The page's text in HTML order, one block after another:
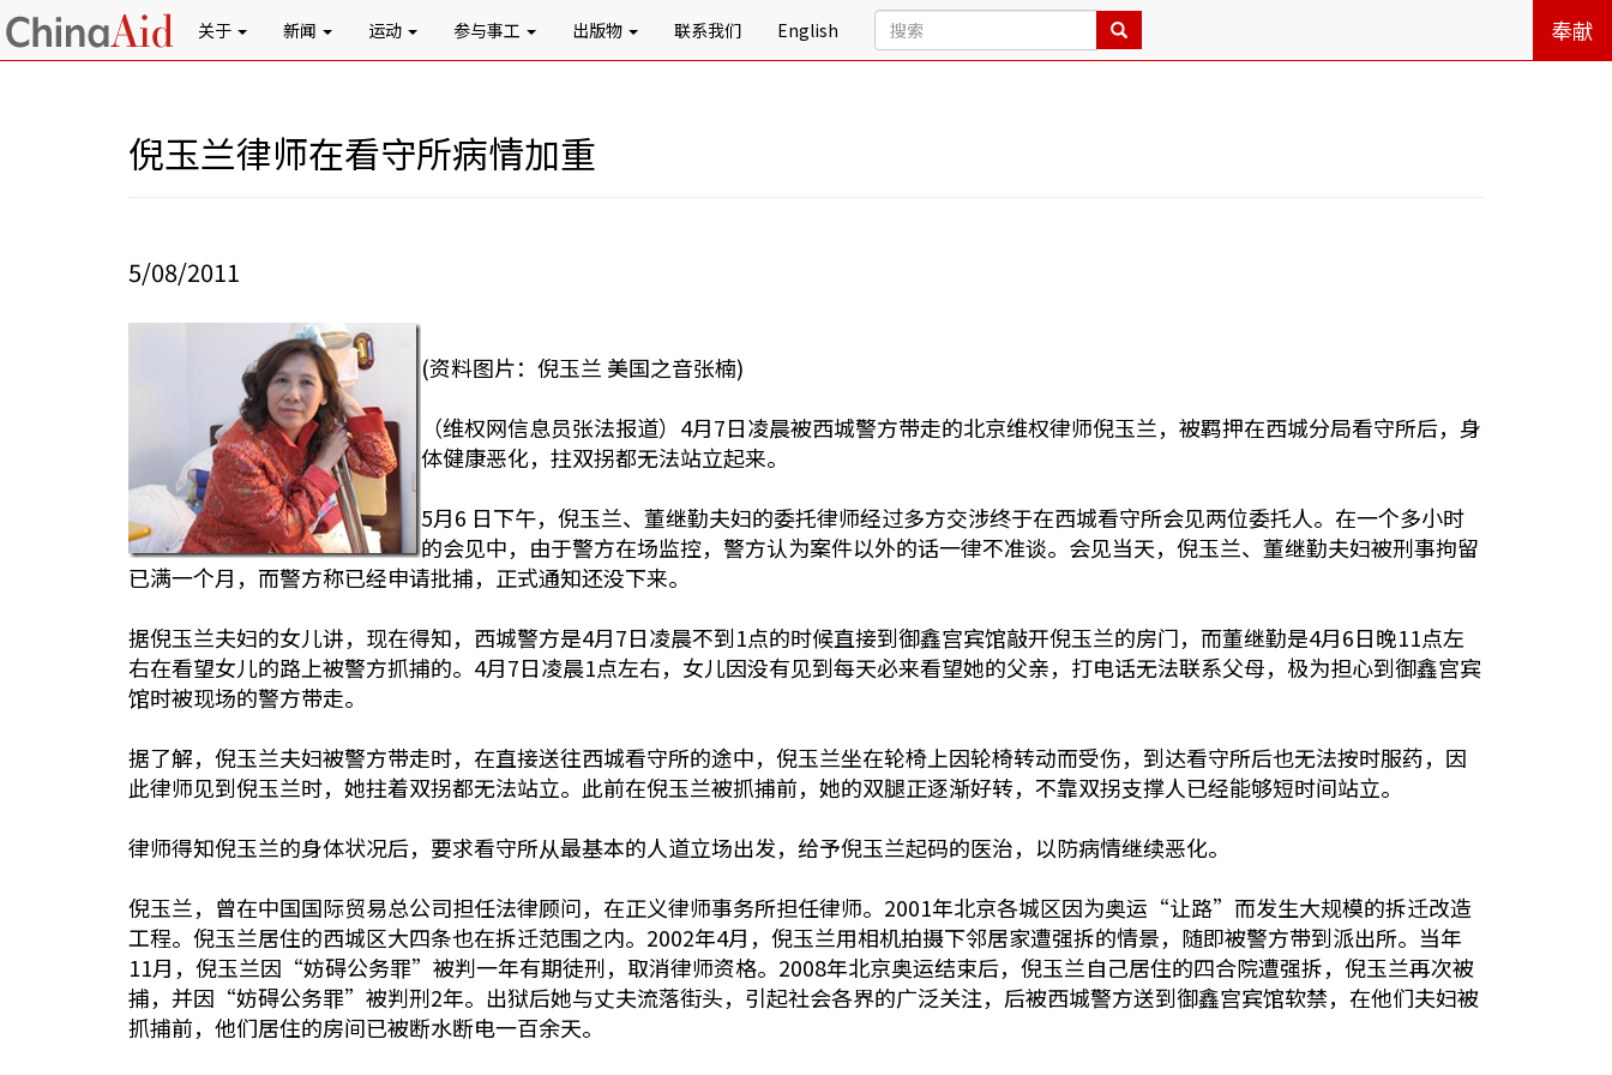
关于 新闻 运动 参与事工 出版物 联系我们 English 奉献
倪玉兰律师在看守所病情加重
5/08/2011
(资料图片：倪玉兰 美国之音张楠)
（维权网信息员张法报道）4月7日凌晨被西城警方带走的北京维权律师倪玉兰，被羁押在西城分局看守所后，身
体健康恶化，拄双拐都无法站立起来。
5月6 日下午，倪玉兰、董继勤夫妇的委托律师经过多方交涉终于在西城看守所会见两位委托人。在一个多小时
的会见中，由于警方在场监控，警方认为案件以外的话一律不准谈。会见当天，倪玉兰、董继勤夫妇被刑事拘留
已满一个月，而警方称已经申请批捕，正式通知还没下来。
据倪玉兰夫妇的女儿讲，现在得知，西城警方是4月7日凌晨不到1点的时候直接到御鑫宫宾馆敲开倪玉兰的房门，而董继勤是4月6日晚11点左
右在看望女儿的路上被警方抓捕的。4月7日凌晨1点左右，女儿因没有见到每天必来看望她的父亲，打电话无法联系父母，极为担心到御鑫宫宾
馆时被现场的警方带走。
据了解，倪玉兰夫妇被警方带走时，在直接送往西城看守所的途中，倪玉兰坐在轮椅上因轮椅转动而受伤，到达看守所后也无法按时服药，因
此律师见到倪玉兰时，她拄着双拐都无法站立。此前在倪玉兰被抓捕前，她的双腿正逐渐好转，不靠双拐支撑人已经能够短时间站立。
律师得知倪玉兰的身体状况后，要求看守所从最基本的人道立场出发，给予倪玉兰起码的医治，以防病情继续恶化。
倪玉兰，曾在中国国际贸易总公司担任法律顾问，在正义律师事务所担任律师。2001年北京各城区因为奥运“让路”而发生大规模的拆迁改造
工程。倪玉兰居住的西城区大四条也在拆迁范围之内。2002年4月，倪玉兰用相机拍摄下邻居家遭强拆的情景，随即被警方带到派出所。当年
11月，倪玉兰因“妨碍公务罪”被判一年有期徒刑，取消律师资格。2008年北京奥运结束后，倪玉兰自己居住的四合院遭强拆，倪玉兰再次被
捕，并因“妨碍公务罪”被判刑2年。出狱后她与丈夫流落街头，引起社会各界的广泛关注，后被西城警方送到御鑫宫宾馆软禁，在他们夫妇被
抓捕前，他们居住的房间已被断水断电一百余天。